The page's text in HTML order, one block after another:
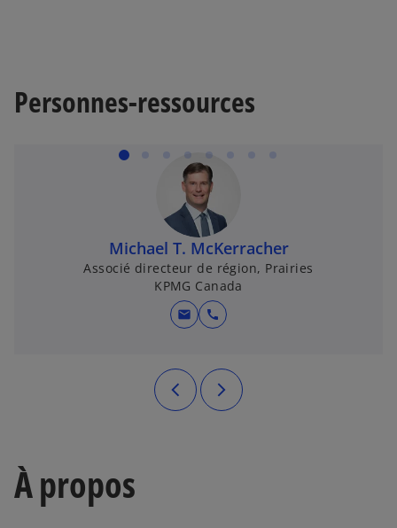
Personnes-ressources
Michael T. McKerracher
Associé directeur de région, Prairies
KPMG Canada
mail call
À propos